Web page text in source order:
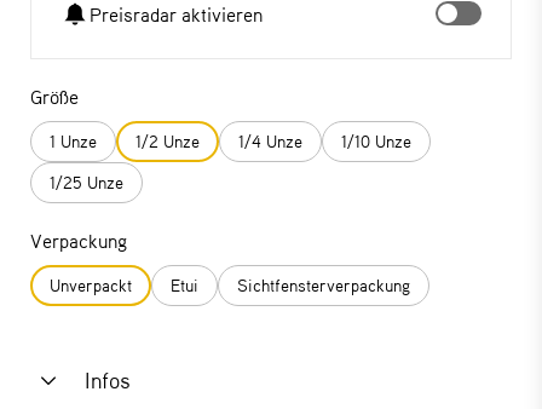
Preisradar aktivieren
Größe
1 Unze 1/2 Unze 1/4 Unze
1/10 Unze
1/25 Unze
Verpackung
Unverpackt Etui Sichtfensterverpackung
Infos